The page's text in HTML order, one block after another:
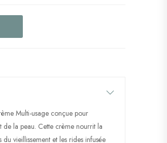
Multi-usage conçue pour
de la peau. Cette crème nourrit la
vieillissement et les rides infusée